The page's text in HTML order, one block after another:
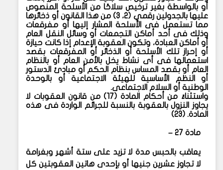
أو بالواسطة بغير ترخيص سلاحًا من الأسلحة المنصوص
عليها بالجدولين رقمي (٢، ٣) من هذا القانون أو ذخائرها
مما تستعمل فى الأسلحة المشار إليها أو مفرقعات
وذلك فى أحد أماكن التجمعات أو وسائل النقل العام
أو أماكن العبادة، وتكون العقوبة الإعدام إذا كانت حيازة
أو إحراز تلك الأسلحة أو الذخائر أو المفرقعات بقصد
استعمالها فى أى نشاط يخل بالأمن العام أو بالنظام
العام أو بقصد المساس بنظام الحكم أو مبادئ الدستور
أو النظم الأساسية للهيئة الاجتماعية أو بالوحدة
الوطنية أو السلام الاجتماعى.
واستثناءً من أحكام المادة (١٧) من قانون العقوبات لا
يجاوز النزول بالعقوبة بالنسبة للجرائم الواردة فى هذه
المادة. (٢٣)
مادة ٢٧ –
يعاقب بالحبس مدة لا تزيد على ستة أشهر وبغرامة
لا تجاوز عشرين جنيها أو بإحدى هاتين العقوبتين كل